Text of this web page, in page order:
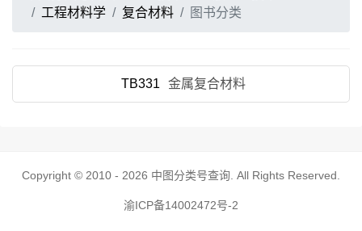
工程材料学
复合材料 图书分类
TB331 金属复合材料
Copyright © 2010 - 2026 中图分类号查询 . All Rights Reserved.
渝ICP备14002472号-2